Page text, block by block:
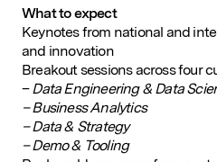
What to expect
Keynotes from national and
and innovation
Breakout sessions across four
–Data Engineering & Data
– Business Analytics
– Data & Strategy
– Demo & Tooling